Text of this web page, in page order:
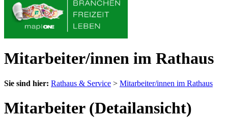
Mitarbeiter/innen im Rathaus
Sie sind hier: Rathaus & Service > Mitarbeiter/innen im Rathaus
Mitarbeiter (Detailansicht)